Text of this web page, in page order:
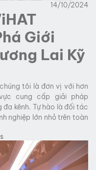
14/10/2024
Giới
Lai Kỹ
tôi là đơn vị với hơn
cung cấp giải pháp
kênh. Tự hào là đối tác
nghiệp lớn nhỏ trên toàn